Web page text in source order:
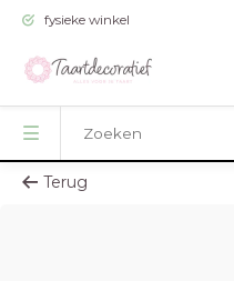
fysieke winkel
Terug